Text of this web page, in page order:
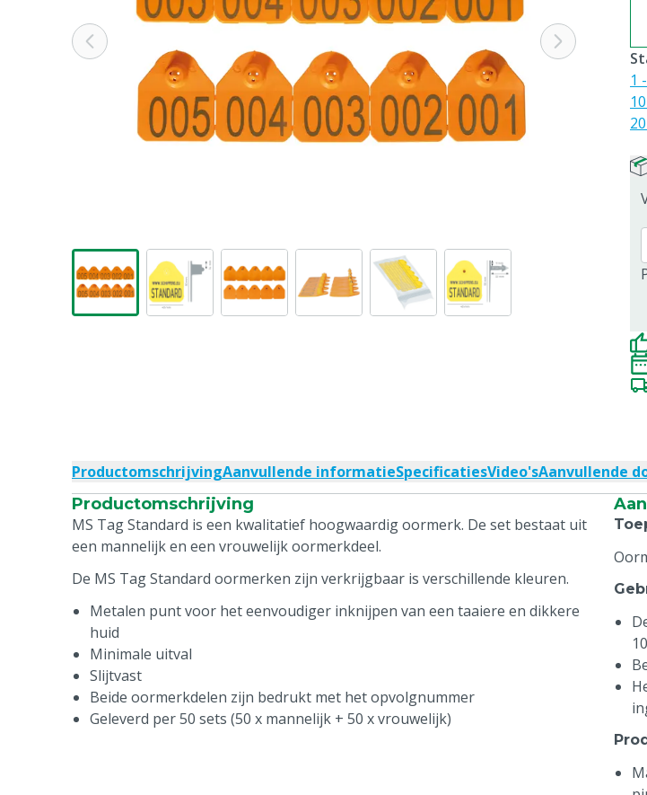
1
ProductomschrijvingAanvullende informatieSpecificatiesVideo'sAanvullende
Productomschrijving
MS Tag Standard is een kwalitatief hoogwaardig oormerk. De set bestaat uit
een mannelijk en een vrouwelijk oormerkdeel.
De MS Tag Standard oormerken zijn verkrijgbaar is verschillende kleuren.
Metalen punt voor het eenvoudiger inknijpen van een taaiere en dikkere
huid
Minimale uitval
Slijtvast
Beide oormerkdelen zijn bedrukt met het opvolgnummer
Geleverd per 50 sets (50 x mannelijk + 50 x vrouwelijk)